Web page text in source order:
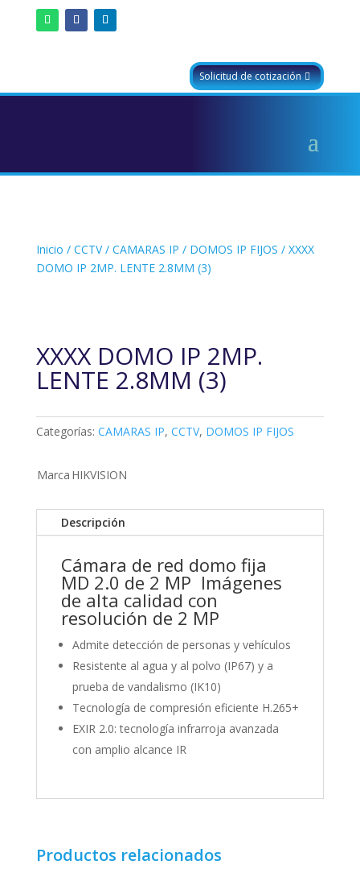
Solicitud de cotización
Inicio / CCTV/ CAMARAS IP / DOMOS IP FIJOS / XXXX
DOMO IP 2MP. LENTE 2.8MM (3)
XXXX DOMO IP 2MP.
LENTE 2.8MM (3)
Categorías: CAMARAS IP, CCTV, DOMOS IP FIJOS
Marca HIKVISION
Descripción
Cámara de red domo fija
MD 2.0 de 2 MP Imágenes
de alta calidad con
resolución de 2 MP
Admite detección de personas y vehículos
Resistente al agua y al polvo (IP67) y a
prueba de vandalismo (IK10)
Tecnología de compresión eficiente H.265+
EXIR 2.0: tecnología infrarroja avanzada
con amplio alcance IR
Productos relacionados